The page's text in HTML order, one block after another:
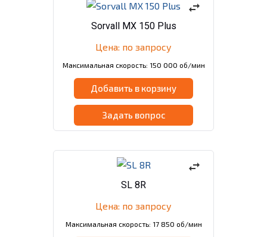
swap_horiz
Sorvall МХ 150 Plus
Цена: по запросу
Максимальная скорость: 150 000 об/мин
Добавить в корзину
Задать вопрос
swap_horiz
SL 8R
Цена: по запросу
Максимальная скорость: 17 850 об/мин